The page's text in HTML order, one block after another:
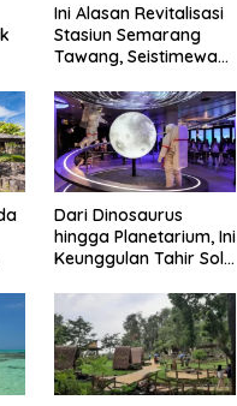
Ini Alasan Revitalisasi
Stasiun Semarang
Tawang, Seistimewa
Dari Dinosaurus
hingga Planetarium, Ini
Keunggulan Tahir Solo